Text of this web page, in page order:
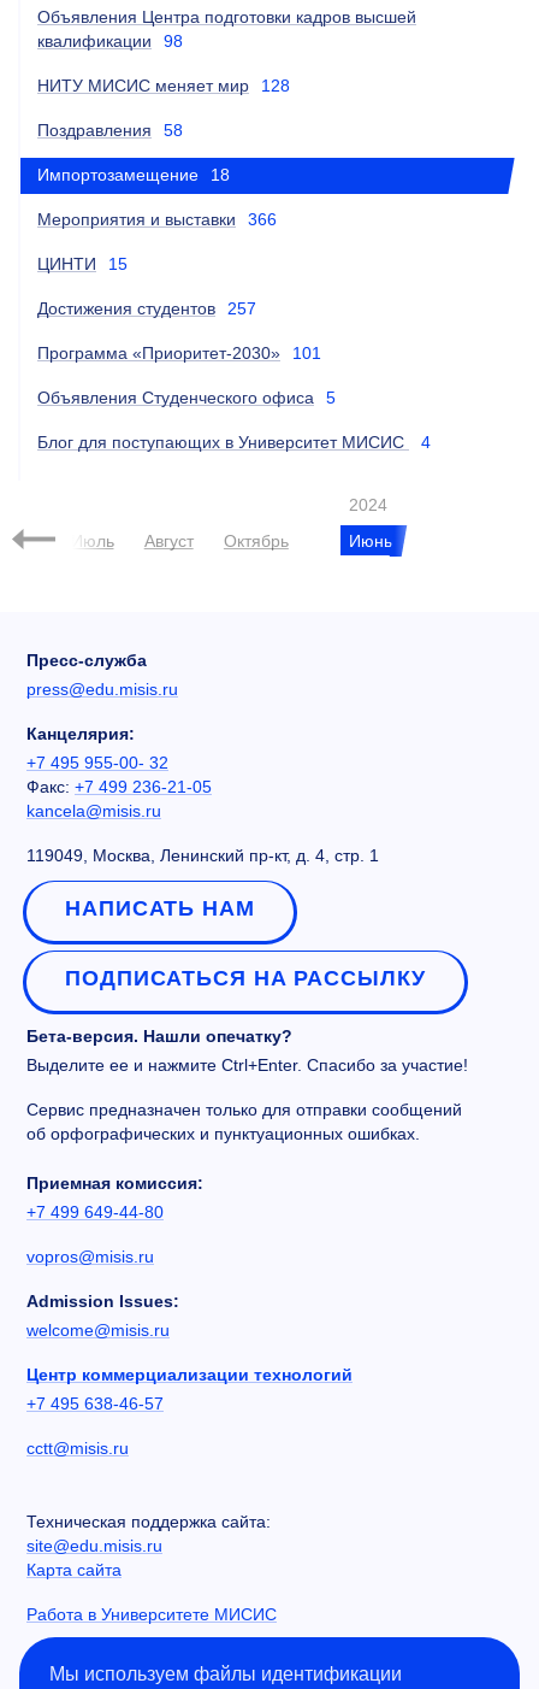
Объявления Центра подготовки кадров высшей
квалификации
98
НИТУ МИСИС меняет мир 128
Поздравления 58
Импортозамещение 18
Мероприятия и выставки 366
ЦИНТИ 15
Достижения студентов 257
Программа «Приоритет-2030» 101
Объявления Студенческого офиса 5
Блог для поступающих в Университет МИСИС 4
Июль Август Октябрь
2024
Июнь
Пресс-служба
press@edu.misis.ru
Канцелярия:
+7 495 955-00- 32
Факс: +7 499 236-21-05
kancela@misis.ru
119049, Москва, Ленинский пр-кт, д. 4, стр. 1
НАПИСАТЬ НАМ
ПОДПИСАТЬСЯ НА РАССЫЛКУ
Бета-версия. Нашли опечатку?
Выделите ее и нажмите Ctrl+Enter. Спасибо за участие!
Сервис предназначен только для отправки сообщений
об орфографических и пунктуационных ошибках.
Приемная комиссия:
+7 499 649-44-80
vopros@misis.ru
Admission Issues:
welcome@misis.ru
Центр коммерциализации технологий
+7 495 638-46-57
cctt@misis.ru
Техническая поддержка сайта:
site@edu.misis.ru
Карта сайта
Работа в Университете МИСИС
Сведения об образовательной организации
Мы используем файлы идентификации